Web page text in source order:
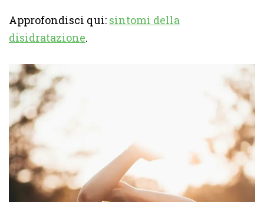
Approfondisci qui: sintomi della
disidratazione.